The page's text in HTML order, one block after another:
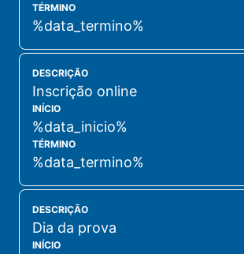
TÉRMINO
%data_termino%
DESCRIÇÃO
Inscrição online
INÍCIO
%data_inicio%
TÉRMINO
%data_termino%
DESCRIÇÃO
Dia da prova
INÍCIO